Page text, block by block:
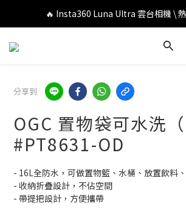
🔥 DJI OSMO POCKET 4P 口袋相機 \
🔥 Insta360 Luna Ultra 雲台相機 \
🔥 Insta360 GO Ultra Hello Kitty 聯名限定
分享到
OGC 置物袋可水洗（
#PT8631-OD
- 16L全防水，可做置物籃、水桶、放置飲料
- 收納折疊設計，不佔空間
- 帶提把設計，方便攜帶